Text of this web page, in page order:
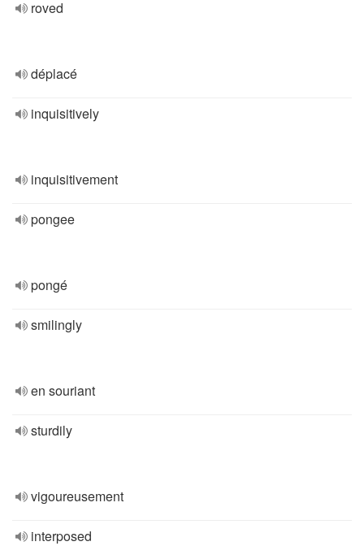
roved
déplacé
inquisitively
inquisitivement
pongee
pongé
smilingly
en souriant
sturdily
vigoureusement
interposed